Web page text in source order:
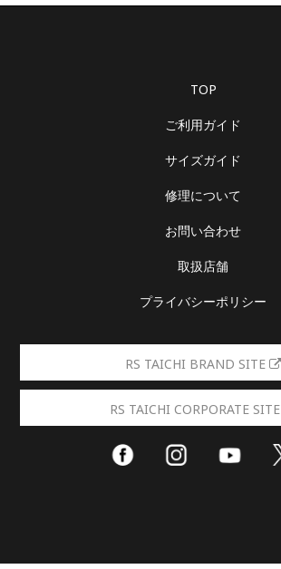
TOP
ご利用ガイド
サイズガイド
修理について
お問い合わせ
取扱店舗
プライバシーポリシー
RS TAICHI BRAND SITE
RS TAICHI CORPORATE SITE